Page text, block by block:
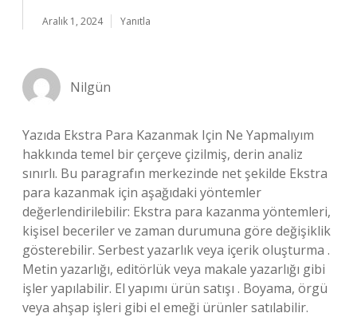
Aralık 1, 2024 Yanıtla
Nilgün
Yazıda Ekstra Para Kazanmak Için Ne Yapmalıyım
hakkında temel bir çerçeve çizilmiş, derin analiz
sınırlı. Bu paragrafın merkezinde net şekilde Ekstra
para kazanmak için aşağıdaki yöntemler
değerlendirilebilir: Ekstra para kazanma yöntemleri,
kişisel beceriler ve zaman durumuna göre değişiklik
gösterebilir. Serbest yazarlık veya içerik oluşturma .
Metin yazarlığı, editörlük veya makale yazarlığı gibi
işler yapılabilir. El yapımı ürün satışı . Boyama, örgü
veya ahşap işleri gibi el emeği ürünler satılabilir.